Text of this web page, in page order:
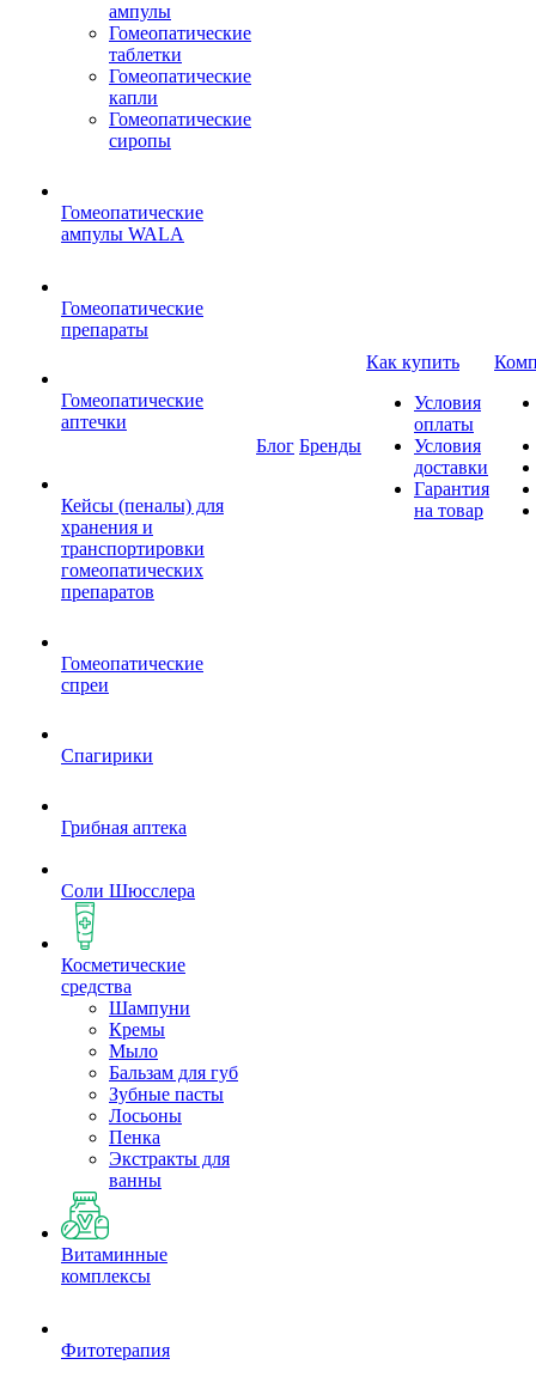
ампулы
Гомеопатические
таблетки
Гомеопатические
капли
Гомеопатические
сиропы
Гомеопатические
ампулы WALA
Гомеопатические
препараты
Гомеопатические
аптечки
Кейсы (пеналы) для
хранения и
транспортировки
гомеопатических
препаратов
Гомеопатические
спреи
Спагирики
Грибная аптека
Соли Шюсслера
Косметические
средства
Шампуни
Кремы
Мыло
Бальзам для губ
Зубные пасты
Лосьоны
Пенка
Экстракты для
ванны
Витаминные
комплексы
Фитотерапия
Блог Бренды
Как купить
Условия
оплаты
Условия
доставки
Гарантия
на товар